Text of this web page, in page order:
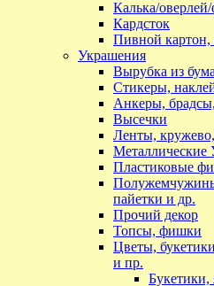
Калька/
Кардсток
Пивной картон,
Украшения
Вырубка из
Стикеры,
Анкеры,
Высечки
Ленты,
Металлические
Пластиковые
пайетки и др.
Прочий декор
Топсы, фишки
Цветы,
и пр.
Букетики,